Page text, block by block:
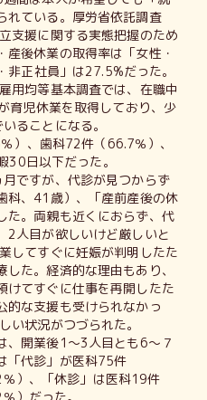
れている。厚労省依託調査
支援に関する実態把握のため
後休業の取得率は「女性・
正社員」は27.5%だった。
用均等基本調査では、在職中
育児休業を取得しており、少
ることになる。
）、歯科72件（66.7％）、
日以下だった。
ですが、代診が見つからず
科、41歳）、「産前産後の休
た。両親も近くにおらず、代
2人目が欲しいけど厳しいと
してすぐに妊娠が判明したた
た。経済的な理由もあり、
けてすぐに仕事を再開したた
的な支援も受けられなかっ
い状況がつづられた。
、開業後1～3人目とも6～７
「代診」が医科75件
）、「休診」は医科19件